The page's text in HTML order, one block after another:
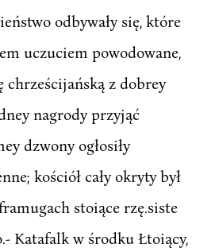
odbywały się, które
uczuciem powodowane,
chrześcijańską z dobrey
nagrody przyjąć
dzwony ogłosiły
kościół cały okryty był
stoiące rzę.siste
Katafalk w środku Łtoiący,